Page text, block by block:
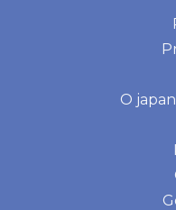
O